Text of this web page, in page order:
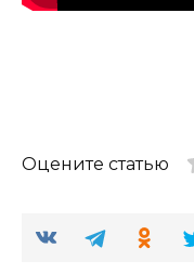
Оцените статью